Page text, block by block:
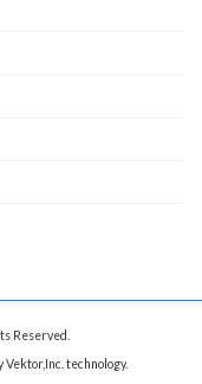
Reserved.
Vektor,Inc. technology.